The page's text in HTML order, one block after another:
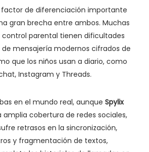
factor de diferenciación importante
gran brecha entre ambos. Muchas
parental tienen dificultades
mensajería modernos cifrados de
que los niños usan a diario, como
Instagram y Threads.
en el mundo real, aunque Spylix
cobertura de redes sociales,
retrasos en la sincronización,
y fragmentación de textos,